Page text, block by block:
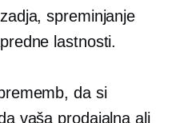
spreminjanje
lastnosti.
da si
vaša prodajalna ali